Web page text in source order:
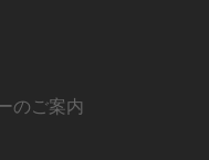
のご案内